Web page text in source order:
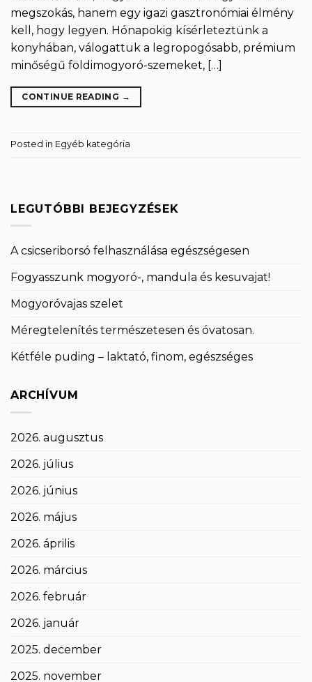
megszokás, hanem egy igazi gasztronómiai élmény
kell, hogy legyen. Hónapokig kísérleteztünk a
konyhában, válogattuk a legropogósabb, prémium
minőségű földimogyoró-szemeket, […]
CONTINUE READING →
Posted in Egyéb kategória
LEGUTÓBBI BEJEGYZÉSEK
A csicseriborsó felhasználása egészségesen
Fogyasszunk mogyoró-, mandula és kesuvajat!
Mogyoróvajas szelet
Méregtelenítés természetesen és óvatosan.
Kétféle puding – laktató, finom, egészséges
ARCHÍVUM
2026. augusztus
2026. július
2026. június
2026. május
2026. április
2026. március
2026. február
2026. január
2025. december
2025. november